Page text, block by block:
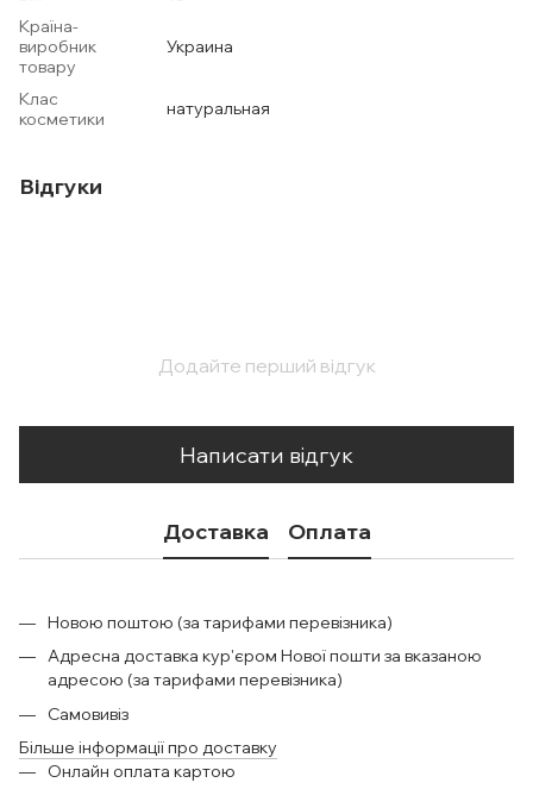
Країна-
виробник
товару
Украина
Клас
косметики
натуральная
Відгуки
Додайте перший відгук
Написати відгук
Доставка Оплата
Новою поштою (за тарифами перевізника)
Адресна доставка кур'єром Нової пошти за вказаною
адресою (за тарифами перевізника)
Самовивіз
Більше інформації про доставку
Онлайн оплата картою